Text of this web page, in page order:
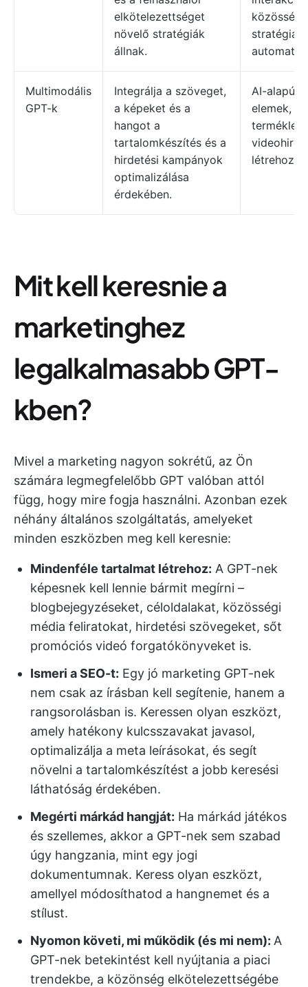
elkötelezettséget
növelő stratégiák
állnak.
közösségi
Multimodális
GPT-k
Integrálja a szöveget,
a képeket és a
hangot a
tartalomkészítés és a
hirdetési kampányok
optimalizálása
érdekében.
AI-alapú
elemek,
Mit kell keresnie a
marketinghez
legalkalmasabb GPT-
kben?
Mivel a marketing nagyon sokrétű, az Ön
számára legmegfelelőbb GPT valóban attól
függ, hogy mire fogja használni. Azonban ezek
néhány általános szolgáltatás, amelyeket
minden eszközben meg kell keresnie:
Mindenféle tartalmat létrehoz: A GPT-nek
képesnek kell lennie bármit megírni –
blogbejegyzéseket, céloldalakat, közösségi
média feliratokat, hirdetési szövegeket, sőt
promóciós videó forgatókönyveket is.
Ismeri a SEO-t: Egy jó marketing GPT-nek
nem csak az írásban kell segítenie, hanem a
rangsorolásban is. Keressen olyan eszközt,
amely hatékony kulcsszavakat javasol,
optimalizálja a meta leírásokat, és segít
növelni a tartalomkészítést a jobb keresési
láthatóság érdekében.
Megérti márkád hangját: Ha márkád játékos
és szellemes, akkor a GPT-nek sem szabad
úgy hangzania, mint egy jogi
dokumentumnak. Keress olyan eszközt,
amellyel módosíthatod a hangnemet és a
stílust.
Nyomon követi, mi működik (és mi nem): A
GPT-nek betekintést kell nyújtania a piaci
trendekbe, a közönség elkötelezettségébe